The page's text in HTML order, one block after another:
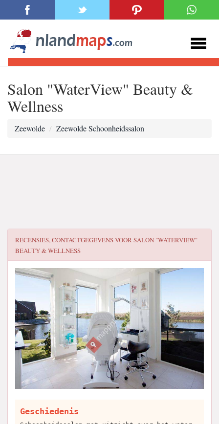
Salon "WaterView" Beauty &
Wellness
Zeewolde Zeewolde Schoonheidssalon
RECENSIES, CONTACTGEGEVENS VOORSALON "WATERVIEW"
BEAUTY & WELLNESS
Geschiedenis